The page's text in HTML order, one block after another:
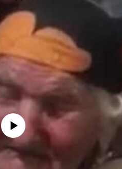
манба мавжуд эмас